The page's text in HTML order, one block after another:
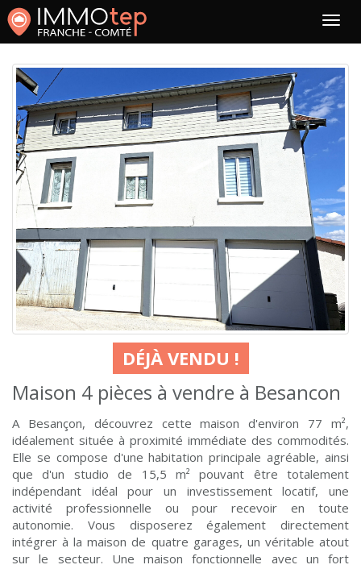
DÉJÀ VENDU !
Maison 4 pièces à vendre à Besancon
A Besançon, découvrez cette maison d'environ 77 m²,
idéalement située à proximité immédiate des commodités.
Elle se compose d'une habitation principale agréable, ainsi
que d'un studio de 15,5 m² pouvant être totalement
indépendant idéal pour un investissement locatif, une
activité professionnelle ou pour recevoir en toute
autonomie. Vous disposerez également directement
intégrer à la maison de quatre garages, un véritable atout
sur le secteur. Une maison fonctionnelle avec un fort